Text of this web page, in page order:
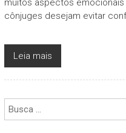
muitos aspectos
cônjuges desejam evitar
Leia mais